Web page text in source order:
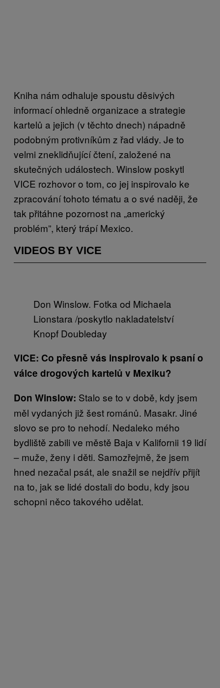
Kniha nám odhaluje spoustu děsivých
informací ohledně organizace a strategie
kartelů a jejich (v těchto dnech) nápadně
podobným protivníkům z řad vlády. Je to
velmi zneklidňující čtení, založené na
skutečných událostech. Winslow poskytl
VICE rozhovor o tom, co jej inspirovalo ke
zpracování tohoto tématu a o své naději, že
tak přitáhne pozornost na „americký
problém”, který trápí Mexico.
VIDEOS BY VICE
Don Winslow. Fotka od Michaela
Lionstara /poskytlo nakladatelství
Knopf Doubleday
VICE: Co přesně vás inspirovalo k psaní o
válce drogových kartelů v Mexiku?
Don Winslow: Stalo se to v době, kdy jsem
měl vydaných již šest románů. Masakr. Jiné
slovo se pro to nehodí. Nedaleko mého
bydliště zabili ve městě Baja v Kalifornii 19 lidí
– muže, ženy i děti. Samozřejmě, že jsem
hned nezačal psát, ale snažil se nejdřív přijít
na to, jak se lidé dostali do bodu, kdy jsou
schopni něco takového udělat.